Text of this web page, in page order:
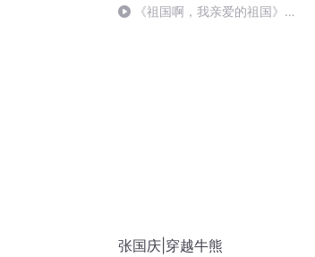
《祖国啊，我亲爱的祖国》温
张国庆|穿越牛熊